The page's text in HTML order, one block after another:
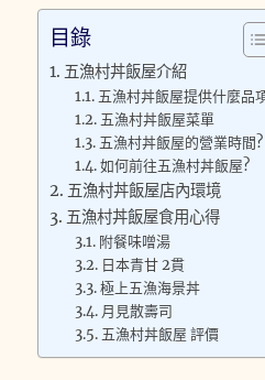
目錄
五漁村丼飯屋介紹
五漁村丼飯屋提供什麼品
五漁村丼飯屋菜單
五漁村丼飯屋的營業時間?
如何前往五漁村丼飯屋?
五漁村丼飯屋店內環境
五漁村丼飯屋食用心得
附餐味噌湯
日本青甘 2貫
極上五漁海景丼
月見散壽司
五漁村丼飯屋 評價